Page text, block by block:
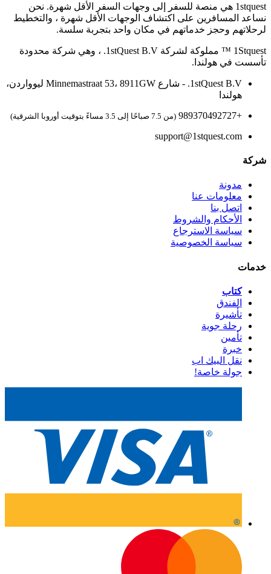
1stquest هي منصة للسفر إلى وجهات السفر الأقل شهرة. نحن
نساعد المسافرين على اكتشاف الوجهات الأقل شهرة ، والتخطيط
لرحلاتهم وحجز خدماتهم في مكان واحد بتجربة سلسة.
1Stquest ™ مملوكة لشركة 1stQuest B.V. ، وهي شركة محدودة
تأسست في هولندا.
1stQuest B.V. - شارع Minnemastraat 53، 8911GW ليوواردن،
هولندا
+989370492727
(من 7.5 صباحًا إلى 3.5 مساءً بتوقيت أوروبا الشرقية)
support@1stquest.com
شركة
مدونة
معلومات عنا
اتصل بنا
الأحكام والشروط
سياسة الاسترجاع
سياسة الخصوصية
خدمات
كتاب
الفندق
تأشيرة
رحلة جوية
تأمين
خبرة
نقل البيك اب
جولة خاصة!